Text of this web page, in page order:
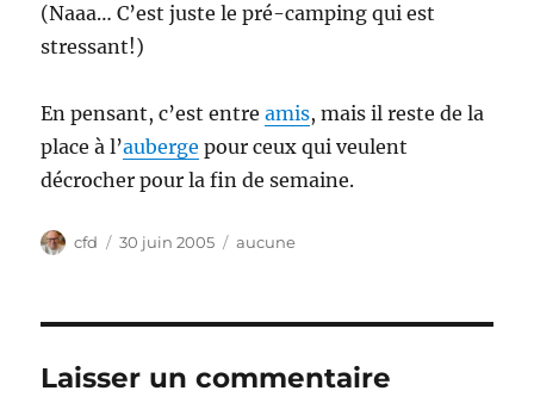
(Naaa… C’est juste le pré-camping qui est
stressant!)
En pensant, c’est entreamis, mais il reste de la
place à l’auberge pour ceux qui veulent
décrocher pour la fin de semaine.
Auteur
cfd
Publié
30 juin 2005 Catégories
aucune
Laisser un commentaire